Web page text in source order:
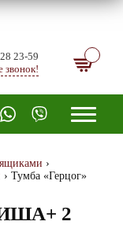
23-59
звонок!
›
› Тумба «Герцог»
2